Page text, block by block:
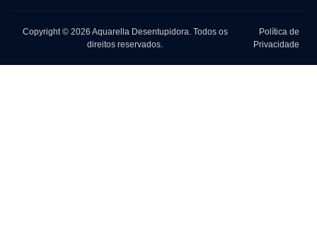
Copyright © 2026 Aquarella Desentupidora. Todos os
direitos reservados.
Política de
Privacidade